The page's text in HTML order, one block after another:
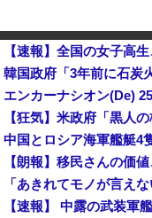
【速報】全国の女子高
【朗報】移民さんの価